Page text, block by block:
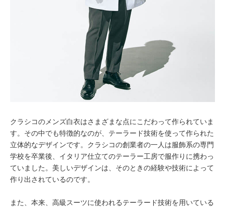
クラシコのメンズ白衣はさまざまな点にこだわって作られていま
す。その中でも特徴的なのが、テーラード技術を使って作られた
立体的なデザインです。クラシコの創業者の一人は服飾系の専門
学校を卒業後、イタリア仕立てのテーラー工房で服作りに携わっ
ていました。美しいデザインは、そのときの経験や技術によって
作り出されているのです。
また、本来、高級スーツに使われるテーラード技術を用いている